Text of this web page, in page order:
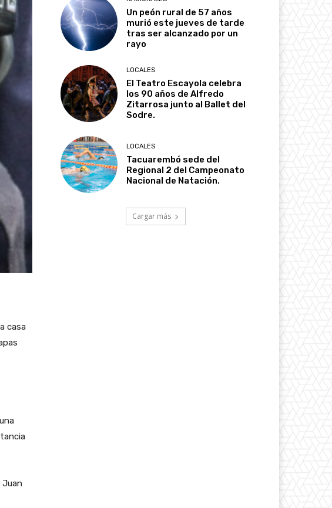
casa
Juan
Un peón rural de 57 años
murió este jueves de tarde
tras ser alcanzado por un
rayo
LOCALES
El Teatro Escayola celebra
los 90 años de Alfredo
Zitarrosa junto al Ballet del
Sodre.
LOCALES
Tacuarembó sede del
Regional 2 del Campeonato
Nacional de Natación.
Cargar más